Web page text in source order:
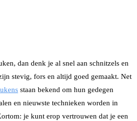
dan denk je al snel aan schnitzels en
stevig, fors en altijd goed gemaakt. Net
staan bekend om hun gedegen
en nieuwste technieken worden in
je kunt erop vertrouwen dat je een